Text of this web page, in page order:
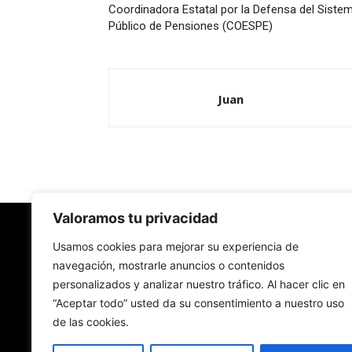
Valoramos tu privacidad
Usamos cookies para mejorar su experiencia de
navegación, mostrarle anuncios o contenidos
personalizados y analizar nuestro tráfico. Al hacer clic en
“Aceptar todo” usted da su consentimiento a nuestro uso
de las cookies.
Coordinadora Estatal por la Defensa del
Público de Pensiones (COESPE)
Juan
Redes Cristianas
Una mirada alternativa sobre la Iglesia católica y
- Colectivos de Redes Cristianas